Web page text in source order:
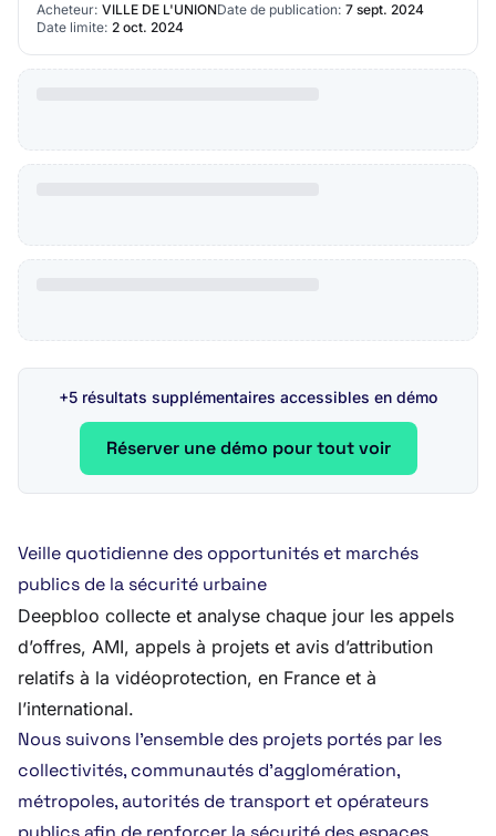
Adr…
Acheteur: VILLE DE L'UNIONDate de publication: 7 sept. 2024
Date limite: 2 oct. 2024
+5 résultats supplémentaires accessibles en démo
Réserver une démo pour tout voir
Veille quotidienne des opportunités et marchés
publics de la sécurité urbaine
Deepbloo collecte et analyse chaque jour les appels
d’offres, AMI, appels à projets et avis d’attribution
relatifs à la vidéoprotection, en France et à
l’international.
Nous suivons l’ensemble des projets portés par les
collectivités, communautés d’agglomération,
métropoles, autorités de transport et opérateurs